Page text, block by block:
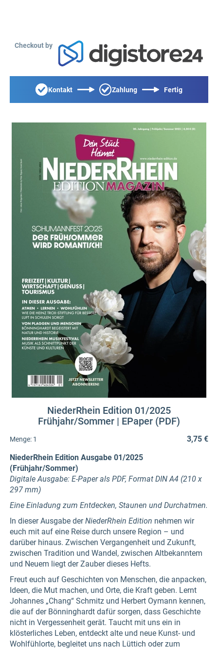
Checkout by
Kontakt Zahlung Fertig
NiederRhein Edition 01/2025
Frühjahr/Sommer | EPaper (PDF)
Menge: 1
3,75 €
NiederRhein Edition Ausgabe 01/2025
(Frühjahr/Sommer)
Digitale Ausgabe: E-Paper als PDF, Format DIN A4 (210 x
297 mm)
Eine Einladung zum Entdecken, Staunen und Durchatmen.
In dieser Ausgabe derNiederRhein Edition nehmen wir
euch mit auf eine Reise durch unsere Region – und
darüber hinaus. Zwischen Vergangenheit und Zukunft,
zwischen Tradition und Wandel, zwischen Altbekanntem
und Neuem liegt der Zauber dieses Hefts.
Freut euch auf Geschichten von Menschen, die anpacken,
Ideen, die Mut machen, und Orte, die Kraft geben. Lernt
Johannes „Chang“ Schmitz und Herbert Oymann kennen,
die auf der Bönninghardt dafür sorgen, dass Geschichte
nicht in Vergessenheit gerät. Taucht mit uns ein in
klösterliches Leben, entdeckt alte und neue Kunst- und
Wohlfühlorte, begleitet uns nach Lüttich oder zum